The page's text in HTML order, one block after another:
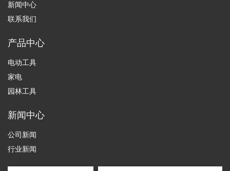
新闻中心
联系我们
产品中心
电动工具
家电
园林工具
新闻中心
公司新闻
行业新闻